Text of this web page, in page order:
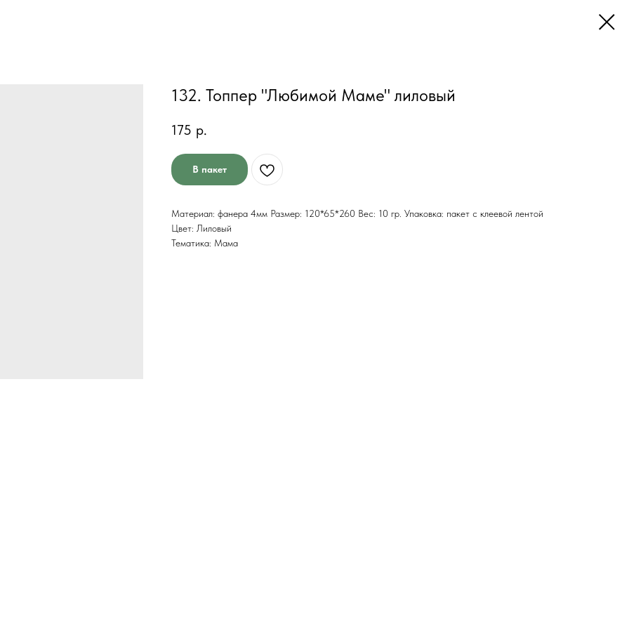
132. Топпер "Любимой Маме" лиловый
175 р.
В пакет
Материал: фанера 4мм Размер: 120*65*260 Вес: 10 гр. Упаковка: пакет с клеевой лентой
Цвет: Лиловый
Тематика: Мама